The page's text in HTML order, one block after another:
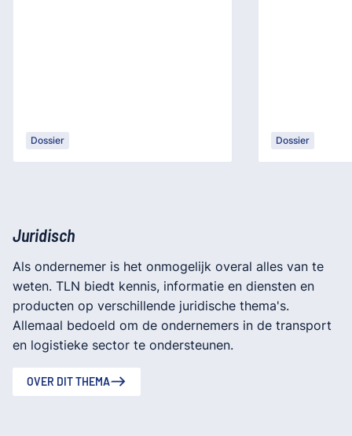
Dossier Dossier
Juridisch
Als ondernemer is het onmogelijk overal alles van te
weten. TLN biedt kennis, informatie en diensten en
producten op verschillende juridische thema's.
Allemaal bedoeld om de ondernemers in de transport
en logistieke sector te ondersteunen.
OVER DIT THEMA